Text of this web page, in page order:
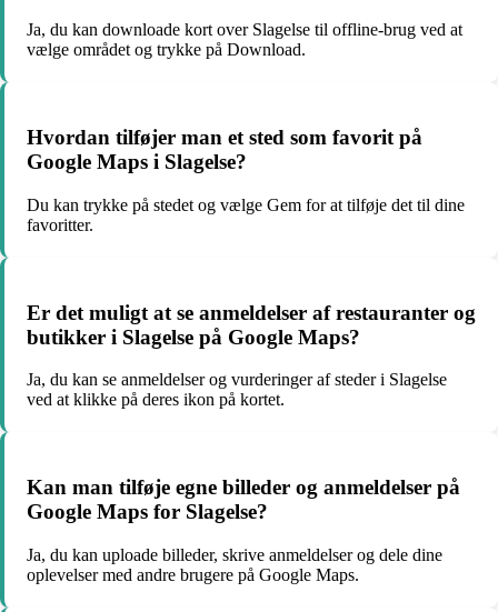
Ja, du kan downloade kort over Slagelse til offline-brug ved at
vælge området og trykke på Download.
Hvordan tilføjer man et sted som favorit på
Google Maps i Slagelse?
Du kan trykke på stedet og vælge Gem for at tilføje det til dine
favoritter.
Er det muligt at se anmeldelser af restauranter og
butikker i Slagelse på Google Maps?
Ja, du kan se anmeldelser og vurderinger af steder i Slagelse
ved at klikke på deres ikon på kortet.
Kan man tilføje egne billeder og anmeldelser på
Google Maps for Slagelse?
Ja, du kan uploade billeder, skrive anmeldelser og dele dine
oplevelser med andre brugere på Google Maps.